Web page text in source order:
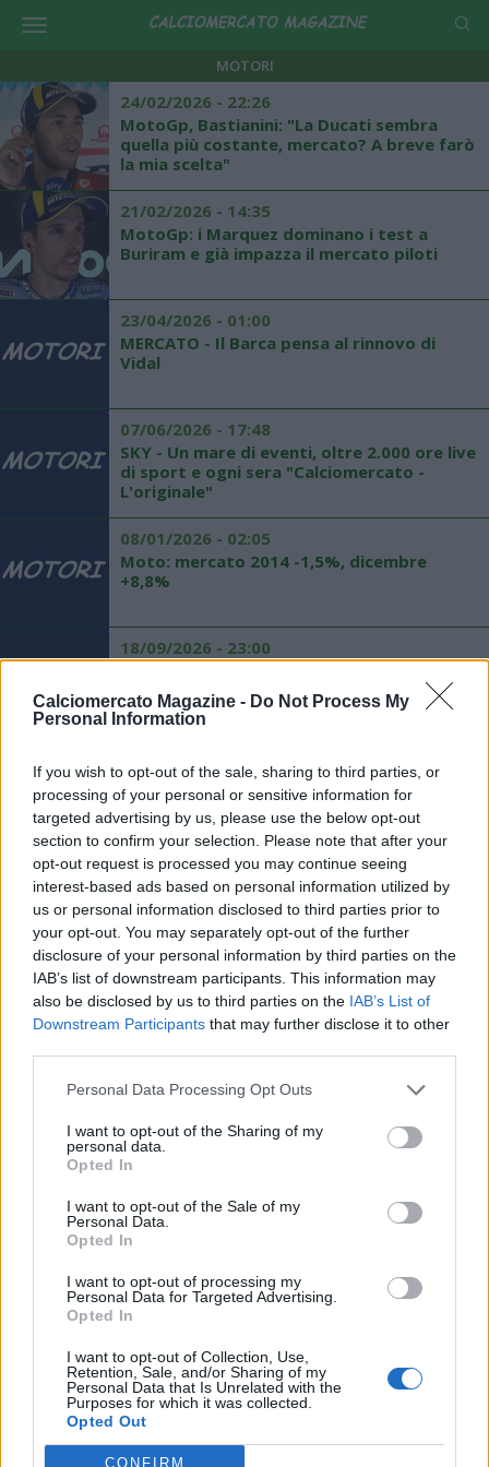
Calciomercato Magazine - Do Not Process My
Personal Information
If you wish to opt-out of the sale, sharing to third parties, or
processing of your personal or sensitive information for
targeted advertising by us, please use the below opt-out
section to confirm your selection. Please note that after your
opt-out request is processed you may continue seeing
interest-based ads based on personal information utilized by
us or personal information disclosed to third parties prior to
your opt-out. You may separately opt-out of the further
disclosure of your personal information by third parties on the
IAB’s list of downstream participants. This information may
also be disclosed by us to third parties on the IAB’s List of
Downstream Participants that may further disclose it to other
Personal Data Processing Opt Outs
I want to opt-out of the Sharing of my
personal data.
Opted In
I want to opt-out of the Sale of my
Personal Data.
Opted In
I want to opt-out of processing my
Personal Data for Targeted Advertising.
Opted In
I want to opt-out of Collection, Use,
Retention, Sale, and/or Sharing of my
Personal Data that Is Unrelated with the
Purposes for which it was collected.
Opted Out
CONFIRM
MOTORI
24/02/2026 - 22:26
MotoGp, Bastianini: "La Ducati sembra
quella più costante, mercato? A breve farò
la mia scelta"
21/02/2026 - 14:35
MotoGp: i Marquez dominano i test a
Buriram e già impazza il mercato piloti
23/04/2026 - 01:00
MERCATO - Il Barca pensa al rinnovo di
Vidal
07/06/2026 - 17:48
SKY - Un mare di eventi, oltre 2.000 ore live
di sport e ogni sera "Calciomercato -
L'originale"
08/01/2026 - 02:05
Moto: mercato 2014 -1,5%, dicembre
+8,8%
18/09/2026 - 23:00
MotoGp: mercato, il dilemma Lorenzo
19/09/2026 - 19:38
F1, Alonso: Raikkonen migliore su mercato
06/04/2026 - 04:47
Moto: -17% il mercato delle due ruote nel
2011
06/04/2026 - 04:47
NOTIZIE SUCCESSIVE >>>
Il materiale (testo, foto e video) consultabile in questo portale è di nostra proprietà.
Alcune foto (screenshot) ed articoli presenti su "Calciomercato Magazine" sono in parte
giunti da internet, in quanto arrivati alla nostra attenzione attraverso regolari
comunicati stampa con immagini e testi allegati ed autorizzati alla pubblicazione, e
contrario alla pubblicazione, non avranno che da segnalarlo alla redazione (indirizzo